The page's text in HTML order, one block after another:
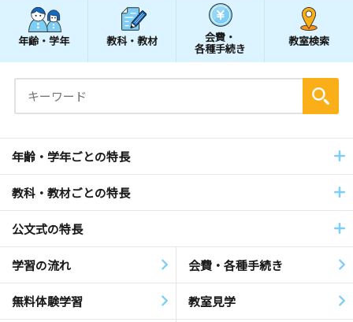
年齢・学年 教科・教材 会費・
各種手続き
教室検索
年齢・学年ごとの特長
教科・教材ごとの特長
公文式の特長
学習の流れ 会費・各種手続き
無料体験学習 教室見学